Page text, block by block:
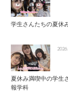
学生さんたちの夏休
夏休み満喫中の学生
報学科